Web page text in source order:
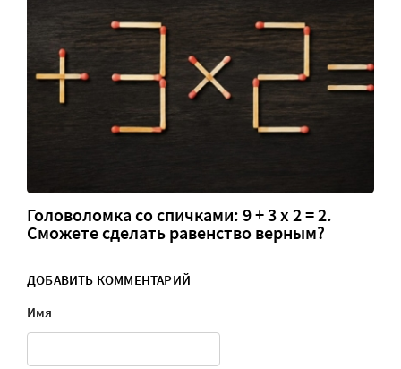
Головоломка со спичками: 9 + 3 х 2 = 2.
Сможете сделать равенство верным?
ДОБАВИТЬ КОММЕНТАРИЙ
Имя